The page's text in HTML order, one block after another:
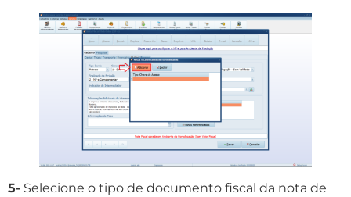
5- Selecione o tipo de documento fiscal da nota de